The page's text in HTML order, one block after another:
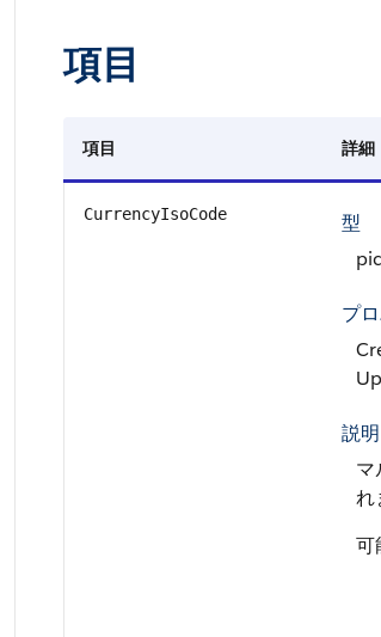
項目
項目 詳細
CurrencyIsoCode
型
プ
説明
マ
れ
可